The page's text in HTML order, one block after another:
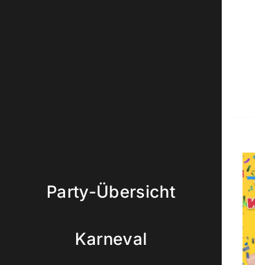
Party-Übersicht
Karneval